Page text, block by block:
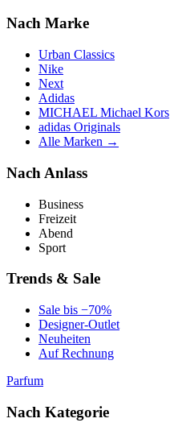
Nach Marke
Urban Classics
Nike
Next
Adidas
MICHAEL Michael Kors
adidas Originals
Alle Marken →
Nach Anlass
Business
Freizeit
Abend
Sport
Trends & Sale
Sale bis −70%
Designer-Outlet
Neuheiten
Auf Rechnung
Parfum
Nach Kategorie